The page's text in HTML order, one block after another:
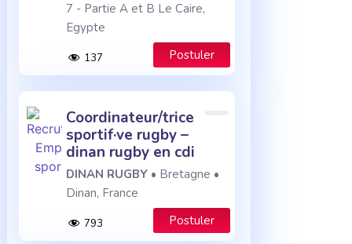
7 - Partie A et B Le Caire,
Egypte
137 Postuler
coordinateur/trice
sportif·ve rugby –
dinan rugby en cdi
DINAN RUGBY • Bretagne •
Dinan, France
793 Postuler